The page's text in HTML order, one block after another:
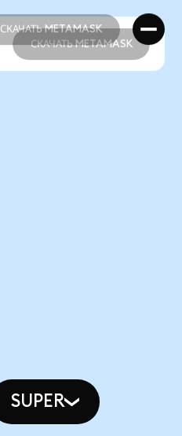
СКАЧАТЬ METAMASK
СКАЧАТЬ METAMASK
СКАЧАТЬ METAMASK
SUPER